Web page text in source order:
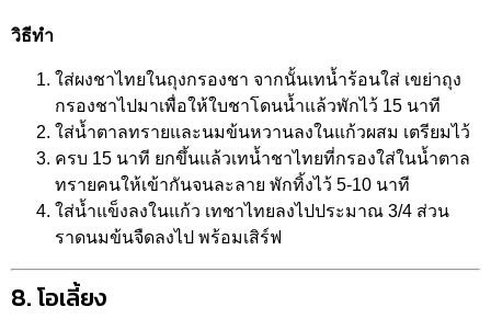
วิธีทำ
ใส่ผงชาไทยในถุงกรองชา จากนั้นเทน้ำร้อนใส่ เขย่าถุง
กรองชาไปมาเพื่อให้ใบชาโดนน้ำแล้วพักไว้ 15 นาที
ใส่น้ำตาลทรายและนมข้นหวานลงในแก้วผสม เตรียมไว้
ครบ 15 นาที ยกขึ้นแล้วเทน้ำชาไทยที่กรองใส่ในน้ำตาล
ทรายคนให้เข้ากันจนละลาย พักทิ้งไว้ 5-10 นาที
ใส่น้ำแข็งลงในแก้ว เทชาไทยลงไปประมาณ 3/4 ส่วน
ราดนมข้นจืดลงไป พร้อมเสิร์ฟ
8. โอเลี้ยง